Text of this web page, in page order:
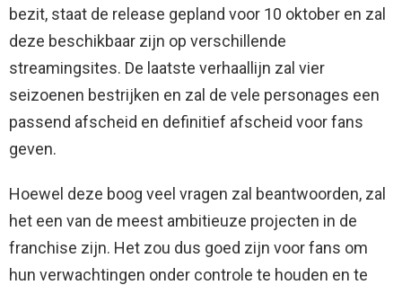
bezit, staat de release gepland voor 10 oktober en zal
deze beschikbaar zijn op verschillende
streamingsites. De laatste verhaallijn zal vier
seizoenen bestrijken en zal de vele personages een
passend afscheid en definitief afscheid voor fans
geven.
Hoewel deze boog veel vragen zal beantwoorden, zal
het een van de meest ambitieuze projecten in de
franchise zijn. Het zou dus goed zijn voor fans om
hun verwachtingen onder controle te houden en te